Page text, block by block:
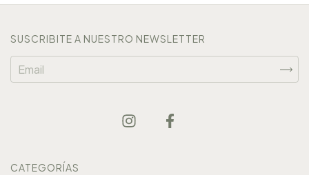
SUSCRIBITE A NUESTRO NEWSLETTER
CATEGORÍAS